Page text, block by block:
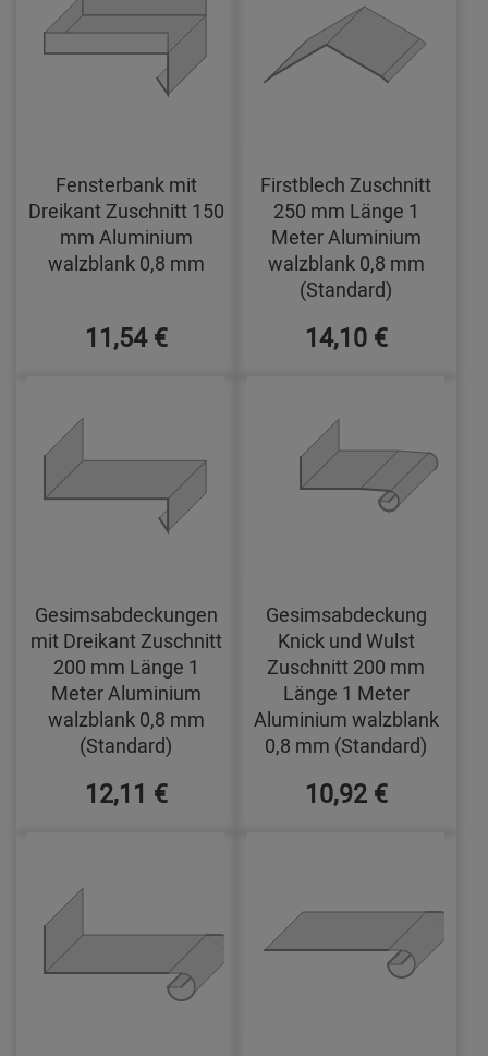
Fensterbank mit
Dreikant Zuschnitt 150
mm Aluminium
walzblank 0,8 mm
11,54 €
Firstblech Zuschnitt
250 mm Länge 1
Meter Aluminium
walzblank 0,8 mm
(Standard)
14,10 €
Gesimsabdeckungen
mit Dreikant Zuschnitt
200 mm Länge 1
Meter Aluminium
walzblank 0,8 mm
(Standard)
12,11 €
Gesimsabdeckung
Knick und Wulst
Zuschnitt 200 mm
Länge 1 Meter
Aluminium walzblank
0,8 mm (Standard)
10,92 €